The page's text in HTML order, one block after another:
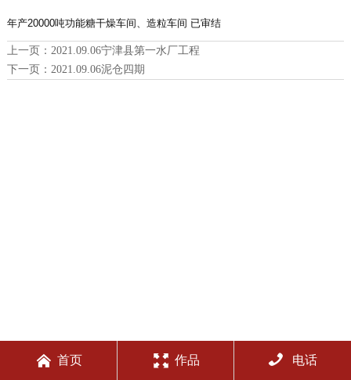
年产20000吨功能糖干燥车间、造粒车间 已审结
上一页： 2021.09.06宁津县第一水厂工程
下一页： 2021.09.06泥仓四期
 首页  作品  电话